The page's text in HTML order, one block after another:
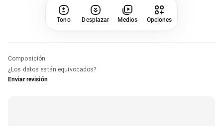
Tono Desplazar Medios Opciones
Composición:
¿Los datos están equivocados?
Enviar revisión